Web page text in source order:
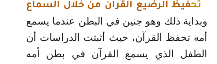
تحفيظ الرضيع القرآن من خلال السماع
وبداية ذلك وهو جنين في البطن عندما يسمع
أمه تحفظ القرآن، حيث أثبتت الدراسات أن
الطفل الذي يسمع القرآن في بطن أمه